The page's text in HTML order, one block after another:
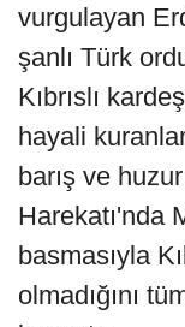
vurgulayan
şanlı Türk
Kıbrıslı
hayali
barış ve
Harekatı'nda
basmasıyla
olmadığını